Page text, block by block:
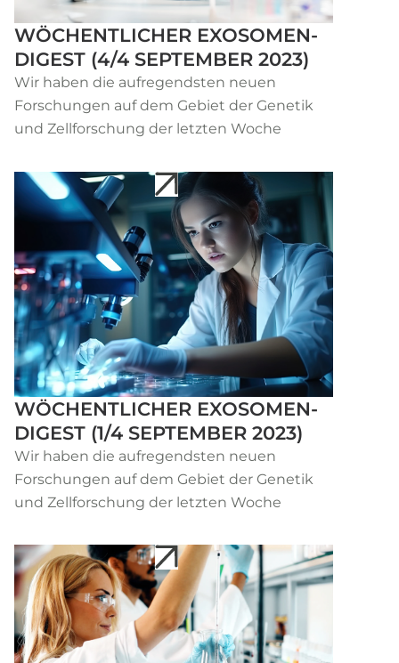
WÖCHENTLICHER EXOSOMEN-
DIGEST (4/4 SEPTEMBER 2023)
Wir haben die aufregendsten neuen
Forschungen auf dem Gebiet der Genetik
und Zellforschung der letzten Woche
WÖCHENTLICHER EXOSOMEN-
DIGEST (1/4 SEPTEMBER 2023)
Wir haben die aufregendsten neuen
Forschungen auf dem Gebiet der Genetik
und Zellforschung der letzten Woche